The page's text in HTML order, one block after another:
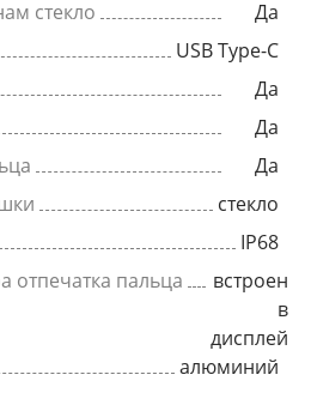
стекло
Да
USB Type-C
Да
Да
Да
стекло
IP68
отпечатка пальца
встроен
в
дисплей
алюминий